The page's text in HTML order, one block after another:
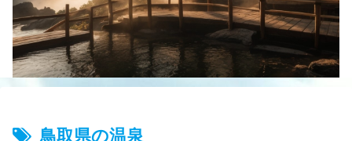
鳥取県の温泉